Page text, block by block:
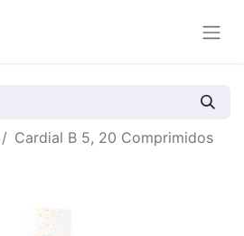
Cardial B 5, 20 Comprimidos